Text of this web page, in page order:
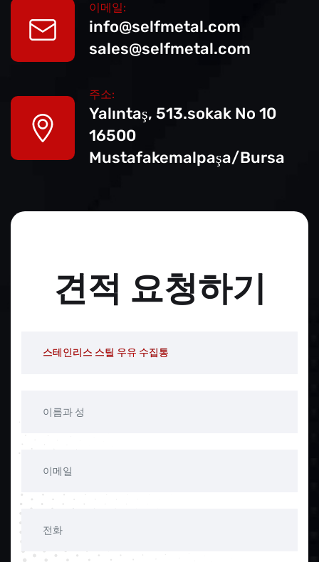
이메일:
info@selfmetal.com
sales@selfmetal.com
주소:
Yalıntaş, 513.sokak No 10
16500
Mustafakemalpaşa/Bursa
견적 요청하기